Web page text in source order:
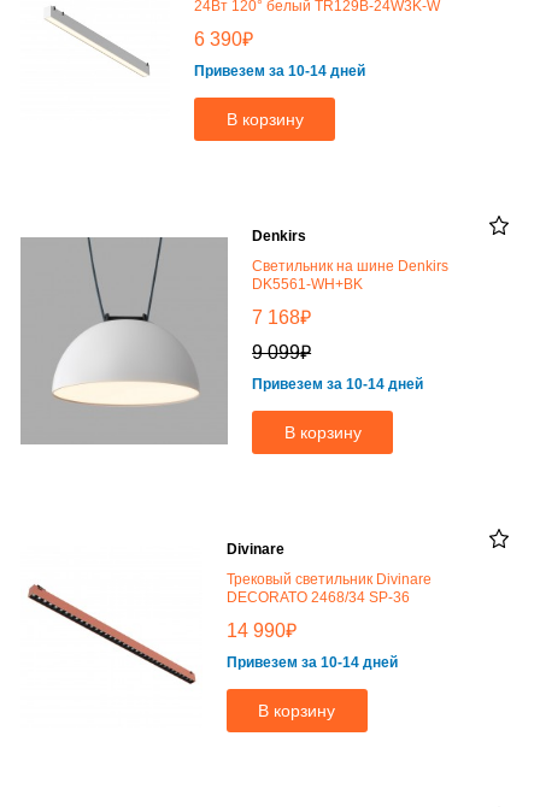
24Вт 120° белый TR129B-24W3K-W
6 390₽
Привезем за 10-14 дней
В корзину
Denkirs
Светильник на шине Denkirs
DK5561-WH+BK
7 168₽
9 099₽
Привезем за 10-14 дней
В корзину
Divinare
Трековый светильник Divinare
DECORATO 2468/34 SP-36
14 990₽
Привезем за 10-14 дней
В корзину